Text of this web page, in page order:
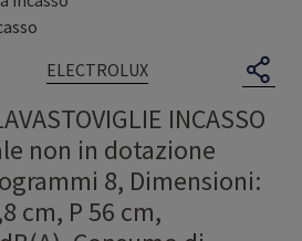
ELECTROLUX
INCASSO
non in dotazione
8, Dimensioni:
cm, P 56 cm,